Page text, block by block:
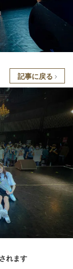
記事に戻る
れます